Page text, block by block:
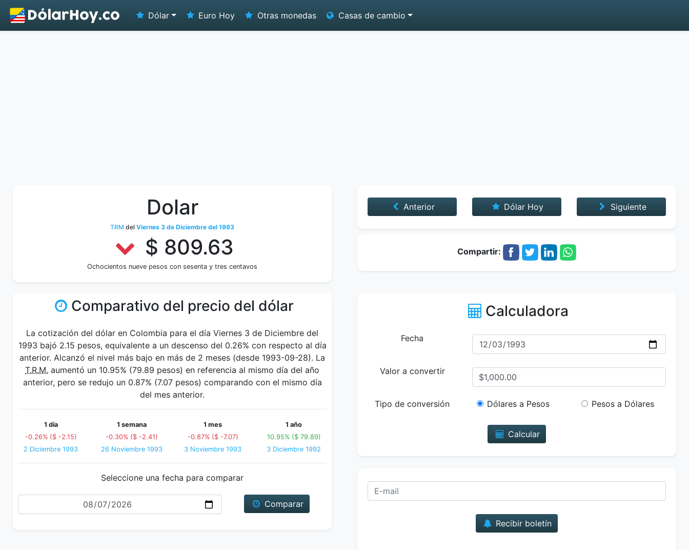
Dólar Euro Hoy Otras monedas Casas de cambio
Dolar
TRM del Viernes 3 de Diciembre del 1993
$ 809.63
Ochocientos nueve pesos con sesenta y tres centavos
Anterior Dólar Hoy Siguiente
Compartir:
Comparativo del precio del dólar
La cotización del dólar en Colombia para el día Viernes 3 de Diciembre del
1993 bajó 2.15 pesos, equivalente a un descenso del 0.26% con respecto al día
anterior. Alcanzó el nivel más bajo en más de 2 meses (desde 1993-09-28). La
T.R.M. aumentó un 10.95% (79.89 pesos) en referencia al mismo día del año
anterior, pero se redujo un 0.87% (7.07 pesos) comparando con el mismo día
del mes anterior.
1 día
-0.26% ($ -2.15)
2 Diciembre 1993
1 semana
-0.30% ($ -2.41)
26 Noviembre 1993
1 mes
-0.87% ($ -7.07)
3 Noviembre 1993
1 año
10.95% ($ 79.89)
3 Diciembre 1992
Seleccione una fecha para comparar
Fecha
Comparar
Calculadora
Fecha
Valor a convertir
Tipo de conversión Dólares a Pesos Pesos a Dólares
Calcular
Recibir boletín